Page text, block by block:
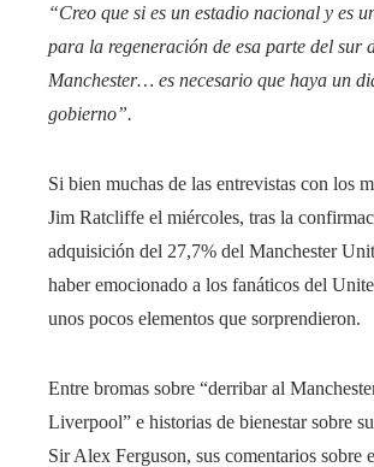
“Creo que si es un estadio nacional y es
para la regeneración de esa parte del sur
Manchester… es necesario que haya un
gobierno”.
Si bien muchas de las entrevistas con los
Jim Ratcliffe el miércoles, tras la
adquisición del 27,7% del Manchester
haber emocionado a los fanáticos del
unos pocos elementos que sorprendieron.
Entre bromas sobre “derribar al
Liverpool” e historias de bienestar sobre
Sir Alex Ferguson, sus comentarios sobre